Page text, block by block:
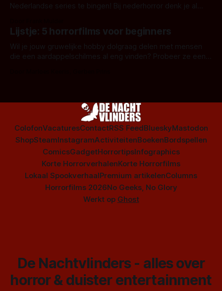
Nederlandse series te bingen! Bij nederhorror denk je al
Amsterdamned of The Johnsons. Maar Nederlandse horror
is niet beperkt tot films. Hier een aantal Nederlandse tv-
series uit het duistere of horrorgenre. Als
Lijstje: 5 horrorfilms voor beginners
Wil je jouw gruwelijke hobby dolgraag delen met mensen
die een aardappelschilmes al eng vinden? Probeer ze eens
ColofonVacaturesContactRSS FeedBlueskyMastodon
ShopSteamInstagramActiviteitenBoekenBordspellen
ComicsGadgetHorrortipsInfographics
Korte HorrorverhalenKorte Horrorfilms
Lokaal SpookverhaalPremium artikelenColumns
Horrorfilms 2026No Geeks, No Glory
Werkt op Ghost
De Nachtvlinders - alles over
horror & duister entertainment